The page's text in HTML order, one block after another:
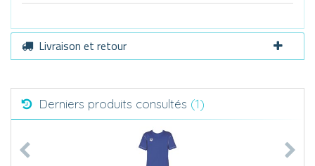
Livraison et retour
Derniers produits consultés (1)